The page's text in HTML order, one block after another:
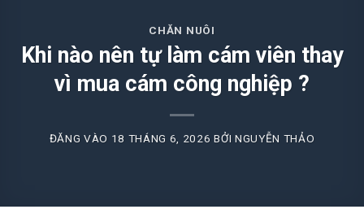
CHĂN NUÔI
Khi nào nên tự làm cám viên thay
vì mua cám công nghiệp ?
ĐĂNG VÀO 18 THÁNG 6, 2026 BỞI NGUYỄN THẢO